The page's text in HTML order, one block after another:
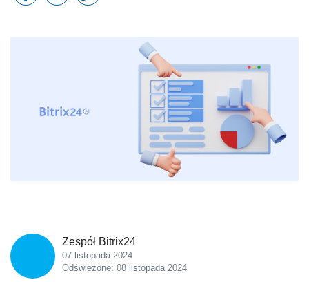
Zespół Bitrix24
07 listopada 2024
Odświezone: 08 listopada 2024